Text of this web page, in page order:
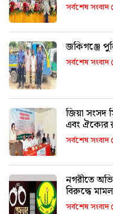
সর্বশেষ সংবাদ
জকিগঞ্জে
সর্বশেষ সংবাদ
জিয়া সংসদ
এবং ঐক্যের
সর্বশেষ সংবাদ
নগরীতে
বিরুদ্ধে
সর্বশেষ সংবাদ